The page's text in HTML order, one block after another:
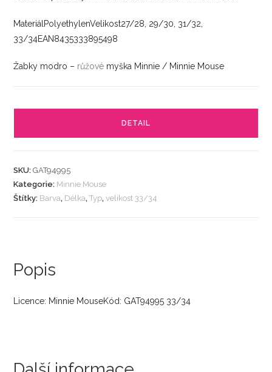
MateriálPolyethylenVelikost27/28, 29/30, 31/32,
33/34EAN8435333895498
Žabky modro – růžové myška Minnie / Minnie Mouse
DETAIL
SKU:GAT94995
Kategorie: Minnie Mouse
Štítky: Barva, Délka,Typ,velikost 33/34
Popis
Licence: Minnie MouseKód: GAT94995 33/34